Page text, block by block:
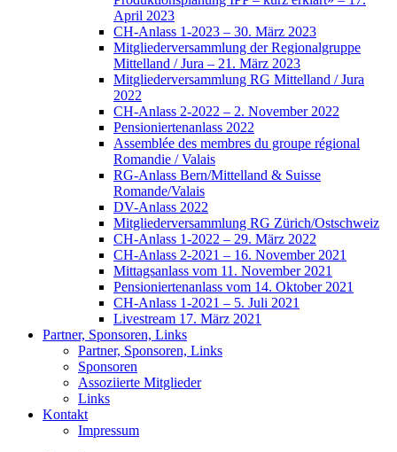
April 2023
CH-Anlass 1-2023 – 30. März 2023
Mitgliederversammlung der Regionalgruppe
Mittelland / Jura – 21. März 2023
Mitgliederversammlung RG Mittelland / Jura
2022
CH-Anlass 2-2022 – 2. November 2022
Pensioniertenanlass 2022
Assemblée des membres du groupe régional
Romandie / Valais
RG-Anlass Bern/Mittelland & Suisse
Romande/Valais
DV-Anlass 2022
Mitgliederversammlung RG Zürich/Ostschweiz
CH-Anlass 1-2022 – 29. März 2022
CH-Anlass 2-2021 – 16. November 2021
Mittagsanlass vom 11. November 2021
Pensioniertenanlass vom 14. Oktober 2021
CH-Anlass 1-2021 – 5. Juli 2021
Livestream 17. März 2021
Partner, Sponsoren, Links
Partner, Sponsoren, Links
Sponsoren
Assoziierte Mitglieder
Links
Kontakt
Impressum